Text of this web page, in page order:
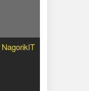
NagorikIT